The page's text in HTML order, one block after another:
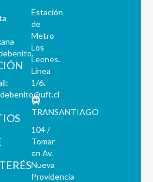
Estación
de
Metro
Los
Leones.
Línea
1/6.
TRANSANTIAGO
104 /
Tomar
en Av.
Nueva
Providencia